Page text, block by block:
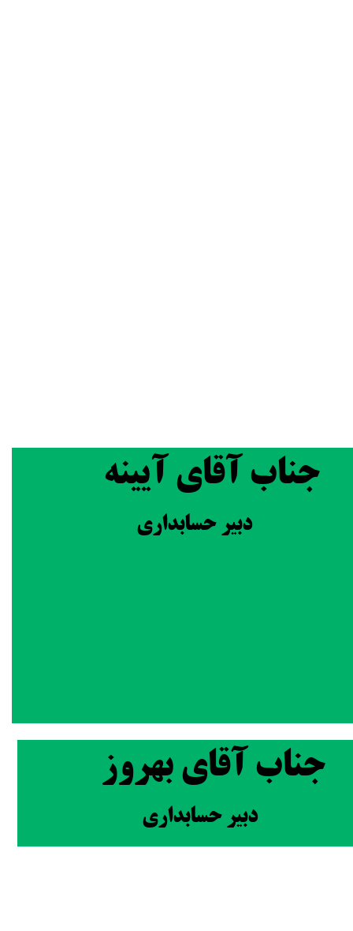
جناب آقای آیینه
دبیر حسابداری
جناب آقای بهروز
دبیر حسابداری